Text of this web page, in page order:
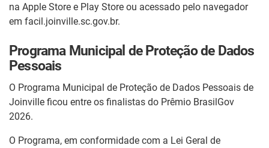
na Apple Store e Play Store ou acessado pelo navegador
em facil.joinville.sc.gov.br.
Programa Municipal de Proteção de Dados
Pessoais
O Programa Municipal de Proteção de Dados Pessoais de
Joinville ficou entre os finalistas do Prêmio BrasilGov
2026.
O Programa, em conformidade com a Lei Geral de